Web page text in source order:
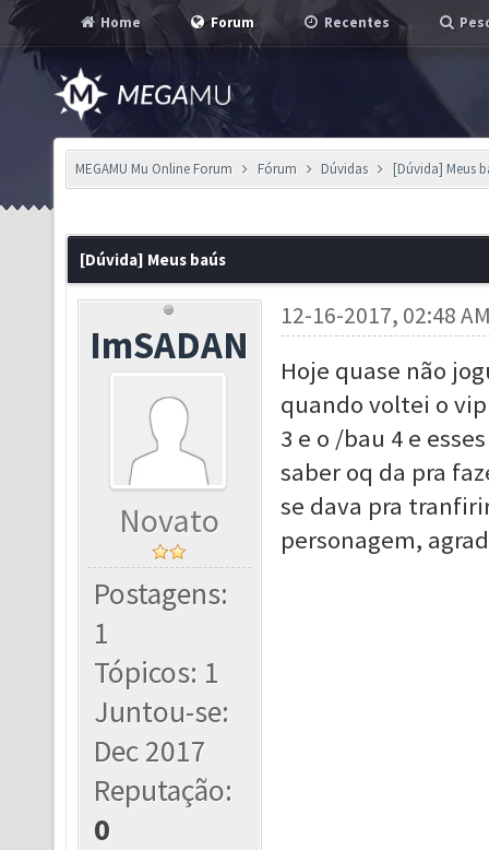
Home Forum Recentes
MEGAMU Mu Online Forum Fórum Dúvidas [Dúvida] Meus
[Dúvida] Meus baús
ImSADAN
Novato
Postagens:
1
Tópicos: 1
Juntou-se:
Dec 2017
Reputação:
0
12-16-2017, 02:48
Hoje quase não
quando voltei o
3 e o /bau 4 e
saber oq da pra
se dava pra
personagem,